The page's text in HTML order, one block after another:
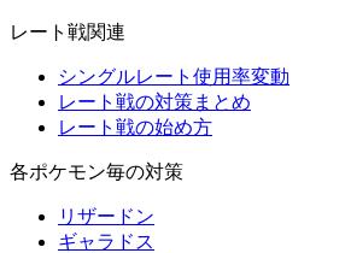
レート戦関連
シングルレート使用率変動
レート戦の対策まとめ
レート戦の始め方
各ポケモン毎の対策
リザードン
ギャラドス